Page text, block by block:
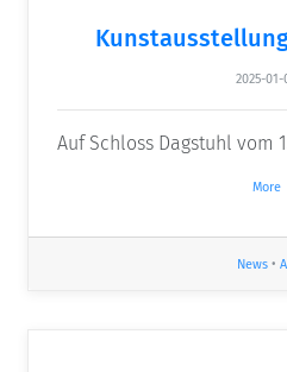
2025-01-
Auf Schloss Dagstuhl vom
More
News •